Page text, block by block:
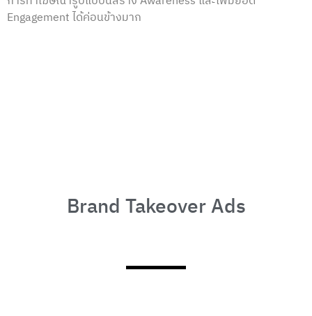
Engagement ได้ค่อนข้างมาก
Brand Takeover Ads